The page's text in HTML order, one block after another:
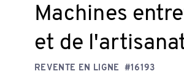
Machines
et de
REVENTE EN LIGNE #16193